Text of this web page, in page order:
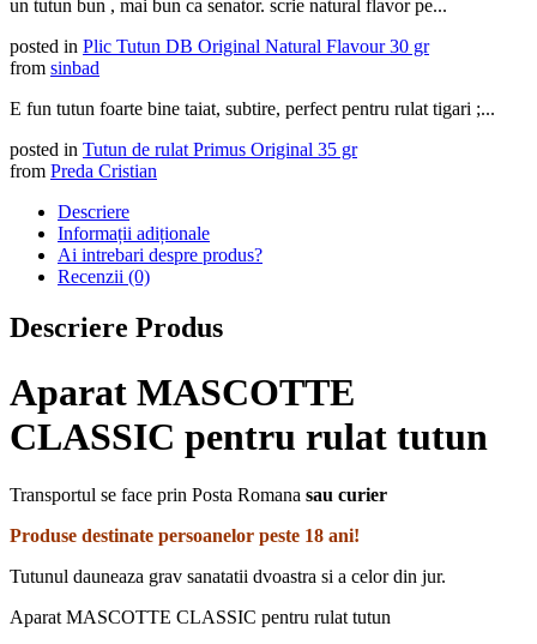
un tutun bun , mai bun ca senator. scrie natural flavor pe...
posted in Plic Tutun DB Original Natural Flavour 30 gr
from sinbad
E fun tutun foarte bine taiat, subtire, perfect pentru rulat tigari ;...
posted in Tutun de rulat Primus Original 35 gr
from Preda Cristian
Descriere
Informații adiționale
Ai intrebari despre produs?
Recenzii (0)
Descriere Produs
Aparat MASCOTTE
CLASSIC pentru rulat tutun
Transportul se face prin Posta Romana sau curier
Produse destinate persoanelor peste 18 ani!
Tutunul dauneaza grav sanatatii dvoastra si a celor din jur.
Aparat MASCOTTE CLASSIC pentru rulat tutun